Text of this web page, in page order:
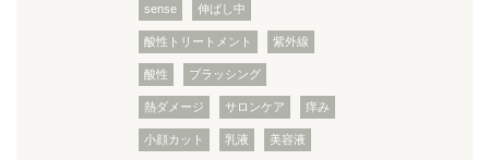
sense 伸ばし中
酸性トリートメント 紫外線
酸性 ブラッシング
熱ダメージ サロンケア 痒み
小顔カット 乳液 美容液